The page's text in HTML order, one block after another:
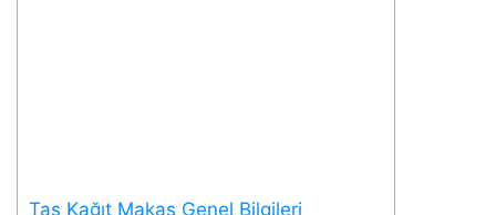
Taş Kağıt Makas Genel Bilgileri